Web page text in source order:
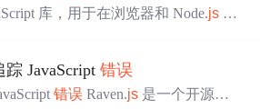
库，用于在浏览器和 Node.js 环
堆栈跟踪信息。在传统的 JavaScript
通常只包含一个函数调用链的有限
踪 JavaScript错误
错误 Raven.js 是一个开源的 J